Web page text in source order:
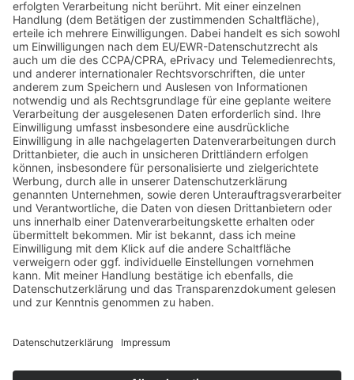
LANDSCHAFTSPFLEGE-AKTIONEN
Gemeinschaftlicher Einsatz
Sie sind gerne in der Natur unterwegs und wollen dabei
mithelfen, die traditionell gewachsene Schwarzwälder
Kulturlandschaft im Naturpark Schwarzwald Mitte/Nord zu
erhalten? Dann packen Sie mit an bei einer der „Ehrensache
Natur“-Aktionen des Naturparks! Durch Ihren
ehrenamtlichen Einsatz schützen Sie den Lebensraum für
zahlreiche heimische Tier- und Pflanzenarten.
Die "corporate Volunteering"-Aktionen werden auch in
weiteren Großschutzgebieten angeboten.